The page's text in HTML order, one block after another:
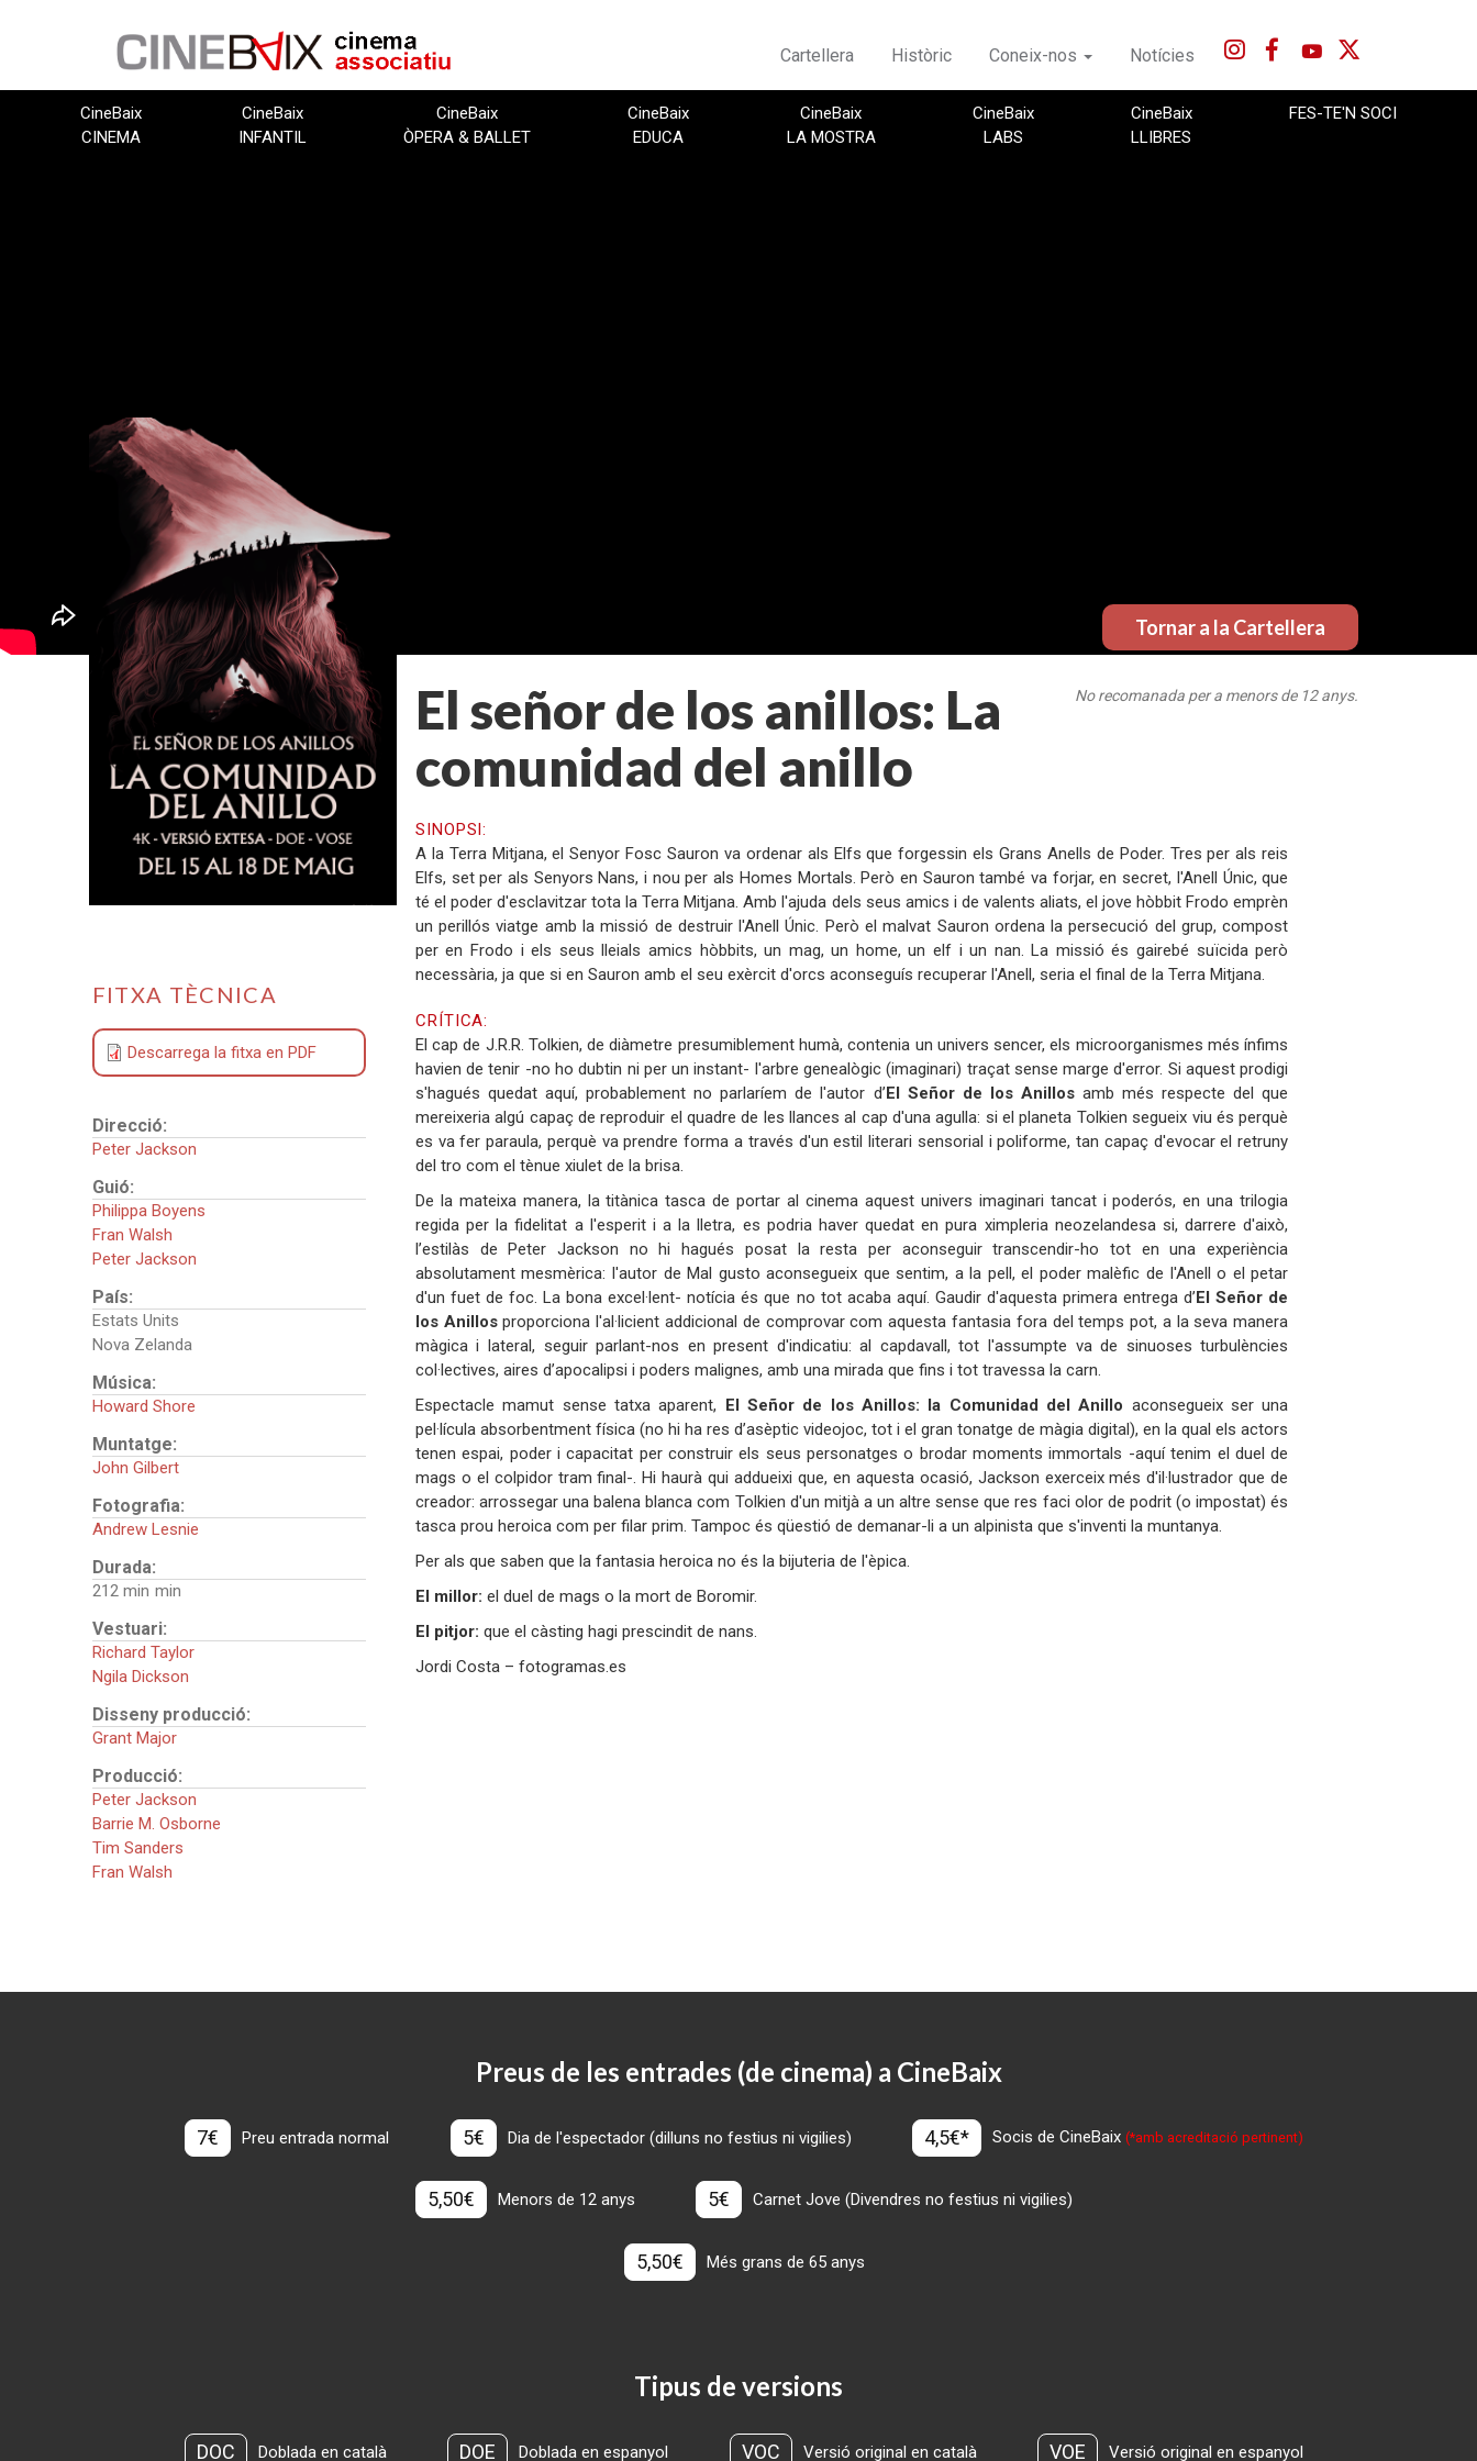
Cartellera Històric Coneix-nos Notícies
CineBaix
CINEMA
CineBaix
INFANTIL
CineBaix
ÒPERA & BALLET
CineBaix
EDUCA
CineBaix
LA MOSTRA
CineBaix
LABS
CineBaix
LLIBRES
FES-TE'N SOCI
El señor de los anillos: La
comunidad del anillo
Tornar a la Cartellera
No recomanada per a menors de 12 anys.
FITXA TÈCNICA
Descarrega la fitxa en PDF
Direcció:
Peter Jackson
Guió:
Philippa Boyens
Fran Walsh
Peter Jackson
País:
Estats Units
Nova Zelanda
Música:
Howard Shore
Muntatge:
John Gilbert
Fotografia:
Andrew Lesnie
Durada:
212 min
Vestuari:
Richard Taylor
Ngila Dickson
Disseny producció:
Grant Major
Producció:
Peter Jackson
Barrie M. Osborne
Tim Sanders
Fran Walsh
SINOPSI:
A la Terra Mitjana, el Senyor Fosc Sauron va ordenar als Elfs que forgessin els Grans Anells de Poder. Tres per als reis
Elfs, set per als Senyors Nans, i nou per als Homes Mortals. Però en Sauron també va forjar, en secret, l'Anell Únic, que
té el poder d'esclavitzar tota la Terra Mitjana. Amb l'ajuda dels seus amics i de valents aliats, el jove hòbbit Frodo emprèn
un perillós viatge amb la missió de destruir l'Anell Únic. Però el malvat Sauron ordena la persecució del grup, compost
per en Frodo i els seus lleials amics hòbbits, un mag, un home, un elf i un nan. La missió és gairebé suïcida però
necessària, ja que si en Sauron amb el seu exèrcit d'orcs aconseguís recuperar l'Anell, seria el final de la Terra Mitjana.
CRÍTICA:
El cap de J.R.R. Tolkien, de diàmetre presumiblement humà, contenia un univers sencer, els microorganismes més ínfims
havien de tenir -no ho dubtin ni per un instant- l'arbre genealògic (imaginari) traçat sense marge d'error. Si aquest prodigi
s'hagués quedat aquí, probablement no parlaríem de l'autor d’El Señor de los Anillosamb més respecte del que
mereixeria algú capaç de reproduir el quadre de les llances al cap d'una agulla: si el planeta Tolkien segueix viu és perquè
es va fer paraula, perquè va prendre forma a través d'un estil literari sensorial i poliforme, tan capaç d'evocar el retruny
del tro com el tènue xiulet de la brisa.
De la mateixa manera, la titànica tasca de portar al cinema aquest univers imaginari tancat i poderós, en una trilogia
regida per la fidelitat a l'esperit i a la lletra, es podria haver quedat en pura ximpleria neozelandesa si, darrere d'això,
l’estilàs de Peter Jackson no hi hagués posat la resta per aconseguir transcendir-ho tot en una experiència
absolutament mesmèrica: l'autor de Mal gusto aconsegueix que sentim, a la pell, el poder malèfic de l'Anell o el petar
d'un fuet de foc. La bona excel·lent- notícia és que no tot acaba aquí. Gaudir d'aquesta primera entrega d’El Señor de
los Anillosproporciona l'al·licient addicional de comprovar com aquesta fantasia fora del temps pot, a la seva manera
màgica i lateral, seguir parlant-nos en present d'indicatiu: al capdavall, tot l'assumpte va de sinuoses turbulències
col·lectives, aires d’apocalipsi i poders malignes, amb una mirada que fins i tot travessa la carn.
Espectacle mamut sense tatxa aparent, El Señor de los Anillos: la Comunidad del Anillo aconsegueix ser una
pel·lícula absorbentment física (no hi ha res d’asèptic videojoc, tot i el gran tonatge de màgia digital), en la qual els actors
tenen espai, poder i capacitat per construir els seus personatges o brodar moments immortals -aquí tenim el duel de
mags o el colpidor tram final-. Hi haurà qui addueixi que, en aquesta ocasió, Jackson exerceix més d'il·lustrador que de
creador: arrossegar una balena blanca com Tolkien d'un mitjà a un altre sense que res faci olor de podrit (o impostat) és
tasca prou heroica com per filar prim. Tampoc és qüestió de demanar-li a un alpinista que s'inventi la muntanya.
Per als que saben que la fantasia heroica no és la bijuteria de l'èpica.
El millor: el duel de mags o la mort de Boromir.
El pitjor: que el càsting hagi prescindit de nans.
Jordi Costa – fotogramas.es
Preus de les entrades (de cinema) a CineBaix
7€ Preu entrada normal 5€ Dia de l'espectador (dilluns no festius ni vigilies) 4,5€* Socis de CineBaix(*amb acreditació pertinent)
5,50€ Menors de 12 anys 5€ Carnet Jove (Divendres no festius ni vigilies)
5,50€ Més grans de 65 anys
Tipus de versions
DOC Doblada en català DOE Doblada en espanyol VOC Versió original en català VOE Versió original en espanyol